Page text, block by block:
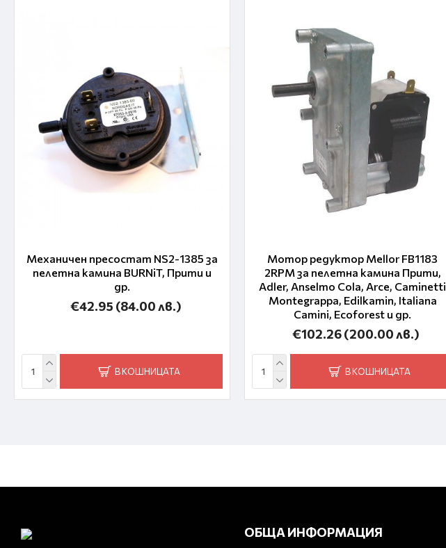
Механичен пресостат NS2-1385 за
пелетна камина BURNiT, Прити и
др.
€42.95 (84.00 лв.)
В КОШНИЦАТА
Мотор редуктор Mellor FB1183
2RPM за пелетна камина Прити,
Adler, Anselmo Cola, Arce, Caminetti
Montegrappa, Edilkamin, Italiana
Camini, Ecoforest и др.
€102.26(200.00 лв.)
В КОШНИЦАТА
ОБЩА ИНФОРМАЦИЯ